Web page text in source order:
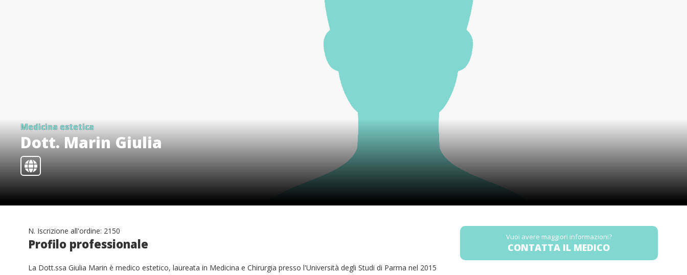
Medicina estetica
Dott. Marin Giulia
N. Iscrizione all'ordine: 2150
Profilo professionale
La Dott.ssa Giulia Marin è medico estetico, laureata in Medicina e Chirurgia presso l'Università degli Studi di Parma nel 2015
Vuoi avere maggiori informazioni?
CONTATTA IL MEDICO